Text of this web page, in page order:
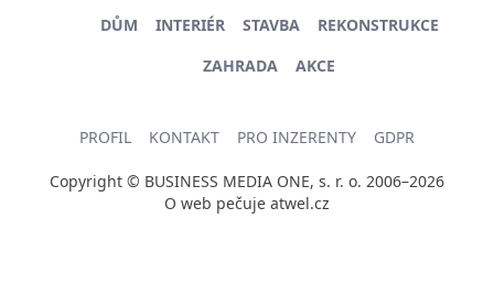
DŮM INTERIÉR STAVBA
REKONSTRUKCE
ZAHRADA
AKCE
PROFIL KONTAKT PRO INZERENTY GDPR
Copyright © BUSINESS MEDIA ONE, s. r. o. 2006–2026